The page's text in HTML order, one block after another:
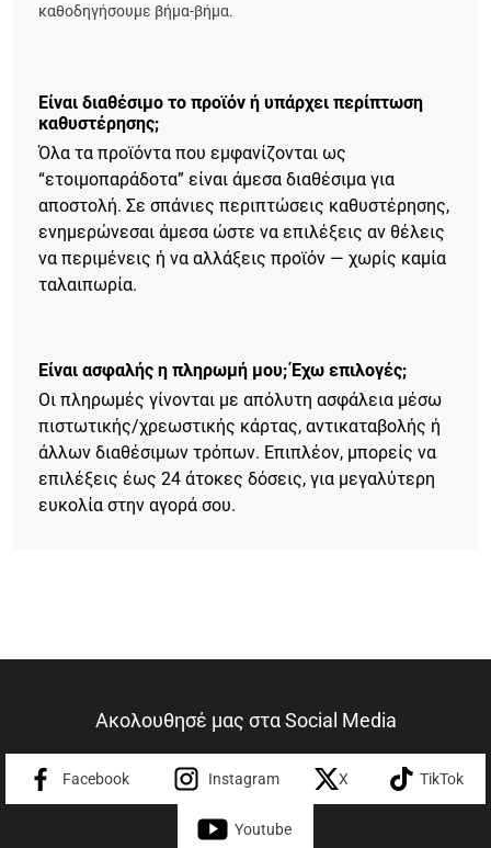
καθοδηγήσουμε βήμα-βήμα.
Είναι διαθέσιμο το προϊόν ή υπάρχει περίπτωση
καθυστέρησης;
Όλα τα προϊόντα που εμφανίζονται ως
“ετοιμοπαράδοτα” είναι άμεσα διαθέσιμα για
αποστολή. Σε σπάνιες περιπτώσεις καθυστέρησης,
ενημερώνεσαι άμεσα ώστε να επιλέξεις αν θέλεις
να περιμένεις ή να αλλάξεις προϊόν — χωρίς καμία
ταλαιπωρία.
Είναι ασφαλής η πληρωμή μου; Έχω επιλογές;
Οι πληρωμές γίνονται με απόλυτη ασφάλεια μέσω
πιστωτικής/χρεωστικής κάρτας, αντικαταβολής ή
άλλων διαθέσιμων τρόπων. Επιπλέον, μπορείς να
επιλέξεις έως 24 άτοκες δόσεις, για μεγαλύτερη
ευκολία στην αγορά σου.
Ακολουθησέ μας στα Social Media
Facebook Instagram X TikTok
Youtube